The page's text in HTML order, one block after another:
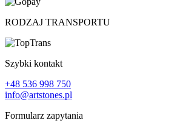
RODZAJ TRANSPORTU
Szybki kontakt
+48 536 998 750
info@artstones.pl
Formularz zapytania